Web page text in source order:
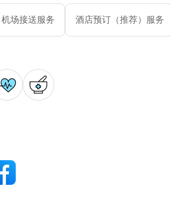
机场接送服务 酒店预订（推荐）服务